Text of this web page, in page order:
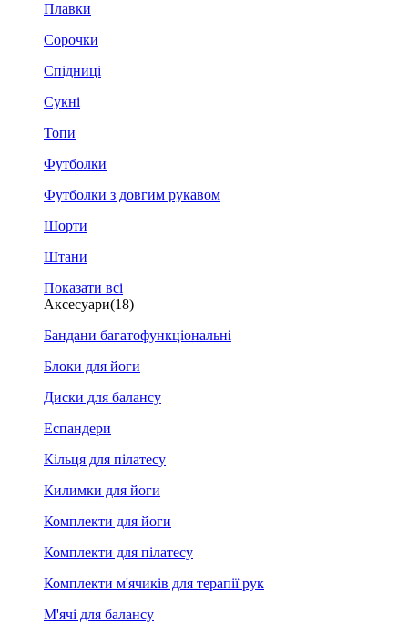
Плавки
Сорочки
Спідниці
Сукні
Топи
Футболки
Футболки з довгим рукавом
Шорти
Штани
Показати всі
Аксесуари(18)
Бандани багатофункціональні
Блоки для йоги
Диски для балансу
Еспандери
Кільця для пілатесу
Килимки для йоги
Комплекти для йоги
Комплекти для пілатесу
Комплекти м'ячиків для терапії рук
М'ячі для балансу